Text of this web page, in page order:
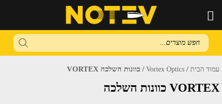
Products
search
עמוד הבית /
Vortex Optics / כוונות השלכה VORTEX
כוונות השלכה VORTEX